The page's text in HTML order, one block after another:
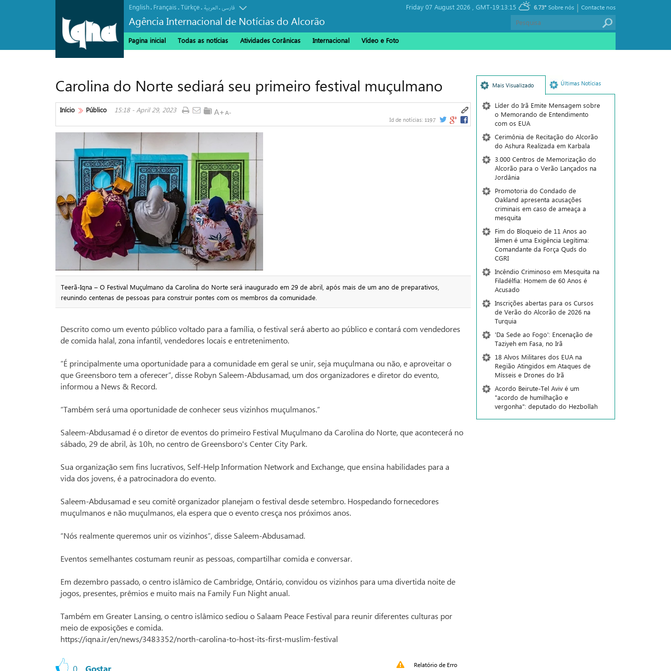
English. Français.Türkçe. العربیة.فارسی
Agência Internacional de Notícias do Alcorão
Friday 07 August 2026 , GMT-19:13:15 6.73° Contacte nos
|
Sobre nós
Pagina inicial Todas as notícias Atividades Corânicas Internacional Vídeo e Foto
Carolina do Norte sediará seu primeiro festival muçulmano
Início Público 15:18 - April 29, 2023
Id de notícias: 1197
Teerã-Iqna – O Festival Muçulmano da Carolina do Norte será inaugurado em 29 de abril, após mais de um ano de preparativos,
reunindo centenas de pessoas para construir pontes com os membros da comunidade.
Descrito como um evento público voltado para a família, o festival será aberto ao público e contará com vendedores
de comida halal, zona infantil, vendedores locais e entretenimento.
“É principalmente uma oportunidade para a comunidade em geral se unir, seja muçulmana ou não, e aproveitar o
que Greensboro tem a oferecer”, disse Robyn Saleem-Abdusamad, um dos organizadores e diretor do evento,
informou a News & Record.
“Também será uma oportunidade de conhecer seus vizinhos muçulmanos.”
Saleem-Abdusamad é o diretor de eventos do primeiro Festival Muçulmano da Carolina do Norte, que acontecerá no
sábado, 29 de abril, às 10h, no centro de Greensboro's Center City Park.
Sua organização sem fins lucrativos, Self-Help Information Network and Exchange, que ensina habilidades para a
vida dos jovens, é a patrocinadora do evento.
Saleem-Abdusamad e seu comitê organizador planejam o festival desde setembro. Hospedando fornecedores
muçulmanos e não muçulmanos, ela espera que o evento cresça nos próximos anos.
“Nós realmente queremos unir os vizinhos”, disse Saleem-Abdusamad.
Eventos semelhantes costumam reunir as pessoas, compartilhar comida e conversar.
Em dezembro passado, o centro islâmico de Cambridge, Ontário, convidou os vizinhos para uma divertida noite de
jogos, presentes, prêmios e muito mais na Family Fun Night anual.
Também em Greater Lansing, o centro islâmico sediou o Salaam Peace Festival para reunir diferentes culturas por
meio de exposições e comida.
https://iqna.ir/en/news/3483352/north-carolina-to-host-its-first-muslim-festival
0 Relatório de Erro
Mais Visualizado Últimas Notícias
Líder do Irã Emite Mensagem sobre
o Memorando de Entendimento
com os EUA
Cerimônia de Recitação do Alcorão
do Ashura Realizada em Karbala
3.000 Centros de Memorização do
Alcorão para o Verão Lançados na
Jordânia
Promotoria do Condado de
Oakland apresenta acusações
criminais em caso de ameaça a
mesquita
Fim do Bloqueio de 11 Anos ao
Iêmen é uma Exigência Legítima:
Comandante da Força Quds do
CGRI
Incêndio Criminoso em Mesquita na
Filadélfia: Homem de 60 Anos é
Acusado
Inscrições abertas para os Cursos
de Verão do Alcorão de 2026 na
Turquia
'Da Sede ao Fogo': Encenação de
Taziyeh em Fasa, no Irã
18 Alvos Militares dos EUA na
Região Atingidos em Ataques de
Mísseis e Drones do Irã
Acordo Beirute-Tel Aviv é um
"acordo de humilhação e
vergonha": deputado do Hezbollah